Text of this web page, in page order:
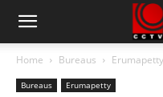
Home Bureaus Erumapetty
Bureaus Erumapetty